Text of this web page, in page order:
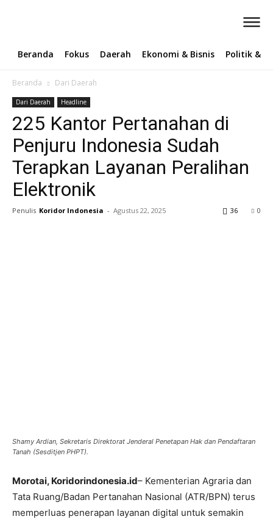
Beranda Fokus Daerah Ekonomi & Bisnis Politik &
Beranda Dari Daerah
Dari Daerah Headline
225 Kantor Pertanahan di
Penjuru Indonesia Sudah
Terapkan Layanan Peralihan
Elektronik ‎
Penulis Koridor Indonesia - Agustus 22, 2025 0
36
Shamy Ardian, Sekretaris Direktorat Jenderal Penetapan Hak dan Pendaftaran
Tanah (Sesditjen PHPT).
Morotai, Koridorindonesia.id– Kementerian Agraria dan
Tata Ruang/Badan Pertanahan Nasional (ATR/BPN) terus
memperluas penerapan layanan digital untuk semakin